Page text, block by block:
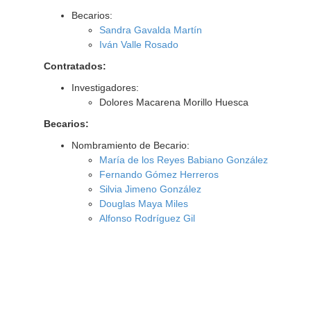
Becarios:
Sandra Gavalda Martín
Iván Valle Rosado
Contratados:
Investigadores:
Dolores Macarena Morillo Huesca
Becarios:
Nombramiento de Becario:
María de los Reyes Babiano González
Fernando Gómez Herreros
Silvia Jimeno González
Douglas Maya Miles
Alfonso Rodríguez Gil